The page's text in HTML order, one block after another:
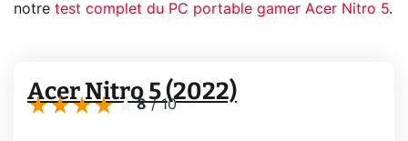
notre test complet du PC portable gamer Acer Nitro 5.
Acer Nitro 5 (2022)
8/10